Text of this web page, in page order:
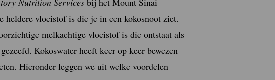
Nutrition Services bij het Mount Sinai
vloeistof is die je in een kokosnoot ziet.
melkachtige vloeistof is die ontstaat als
Kokoswater heeft keer op keer bewezen
Hieronder leggen we uit welke voordelen